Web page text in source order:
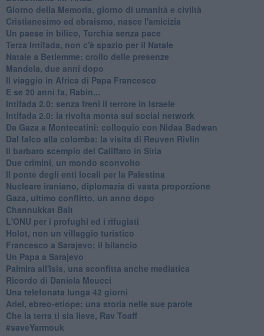
Giorno della Memoria, giorno di umanità e civiltà
Cristianesimo ed ebraismo, nasce l'amicizia
Un paese in bilico, Turchia senza pace
Terza Intifada, non c'è spazio per il Natale
Natale a Betlemme: crollo delle presenze
Mandela, due anni dopo
Il viaggio in Africa di Papa Francesco
E se 20 anni fa, Rabin...
Intifada 2.0: senza freni il terrore in Israele
Intifada 2.0: la rivolta monta sui social network
Da Gaza a Montecatini: colloquio con Nidaa Badwan
Dal falco alla colomba: la visita di Reuven Rivlin
Il barbaro scempio del Califfato in Siria
Due crimini, un mondo sconvolto
Il ponte degli enti locali per la Palestina
Nucleare iraniano, diplomazia di vasta proporzione
Gaza, ultimo conflitto, un anno dopo
Channukkat Bait
L'ONU per i profughi ed i rifugiati
Holot, non un villaggio turistico
Francesco a Sarajevo: il bilancio
Un Papa a Sarajevo
Palmira all'Isis, una sconfitta anche mediatica
Ricordo di Daniela Meucci
​Una telefonata lunga 42 giorni
​Ariel, ebreo-etiope: una storia nelle sue parole
Che la terra ti sia lieve, Rav Toaff
​#saveYarmouk